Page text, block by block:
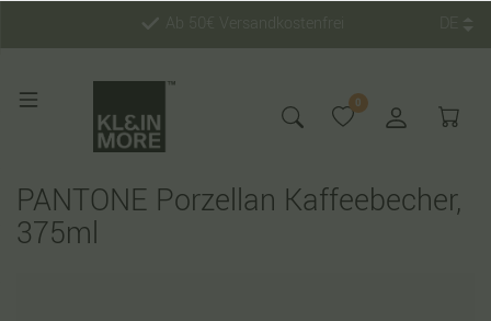
0
PANTONE Porzellan Kaffeebecher,
375ml